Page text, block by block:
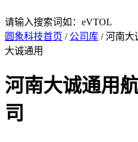
请输入搜索词如：eVTOL
圆象科技首页 / 公司库 / 河南大
大诚通用
河南大诚通用
司